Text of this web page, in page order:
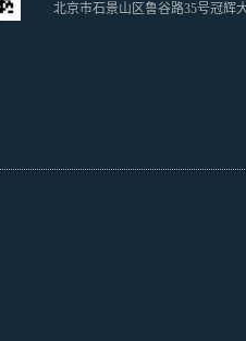
北京市石景山区鲁谷路35号冠辉